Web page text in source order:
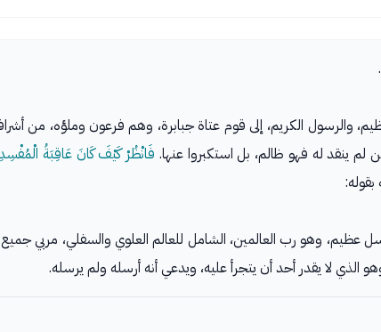
.
والرسول الكريم، إلى قوم عتاة جبابرة، وهم فرعون وملؤه، من
لم ينقد له فهو ظالم، بل استكبروا عنها. فَانْظُرْ كَيْفَ كَانَ عَاقِبَةُ
وهو رب العالمين، الشامل للعالم العلوي والسفلي، مربي جميع خلقه
لا يقدر أحد أن يتجرأ عليه، ويدعي أنه أرسله ولم يرسله.